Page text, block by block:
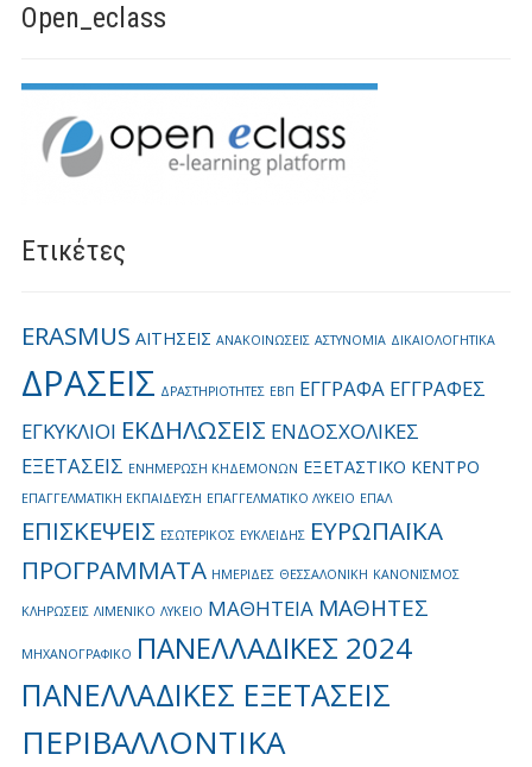
Open_eclass
Ετικέτες
ERASMUS ΑΙΤΗΣΕΙΣ ΑΝΑΚΟΙΝΩΣΕΙΣ ΑΣΤΥΝΟΜΙΑ ΔΙΚΑΙΟΛΟΓΗΤΙΚΑ
ΔΡΑΣΕΙΣ ΔΡΑΣΤΗΡΙΟΤΗΤΕΣ ΕΒΠ ΕΓΓΡΑΦΑ ΕΓΓΡΑΦΕΣ
ΕΓΚΥΚΛΙΟΙ ΕΚΔΗΛΩΣΕΙΣ ΕΝΔΟΣΧΟΛΙΚΕΣ
ΕΞΕΤΑΣΕΙΣ ΕΝΗΜΕΡΩΣΗ ΚΗΔΕΜΟΝΩΝ ΕΞΕΤΑΣΤΙΚΟ ΚΕΝΤΡΟ
ΕΠΑΓΓΕΛΜΑΤΙΚΗ ΕΚΠΑΙΔΕΥΣΗ ΕΠΑΓΓΕΛΜΑΤΙΚΟ ΛΥΚΕΙΟ ΕΠΑΛ
ΕΠΙΣΚΕΨΕΙΣ ΕΣΩΤΕΡΙΚΟΣ ΕΥΚΛΕΙΔΗΣ ΕΥΡΩΠΑΪΚΑ
ΠΡΟΓΡΑΜΜΑΤΑ ΗΜΕΡΙΔΕΣ ΘΕΣΣΑΛΟΝΙΚΗ ΚΑΝΟΝΙΣΜΟΣ
ΚΛΗΡΩΣΕΙΣ ΛΙΜΕΝΙΚΟ ΛΥΚΕΙΟ ΜΑΘΗΤΕΙΑ ΜΑΘΗΤΕΣ
ΜΗΧΑΝΟΓΡΑΦΙΚΟ ΠΑΝΕΛΛΑΔΙΚΕΣ 2024
ΠΑΝΕΛΛΑΔΙΚΕΣ ΕΞΕΤΑΣΕΙΣ
ΠΕΡΙΒΑΛΛΟΝΤΙΚΑ